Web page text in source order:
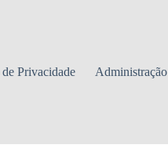
Privacidade Administração